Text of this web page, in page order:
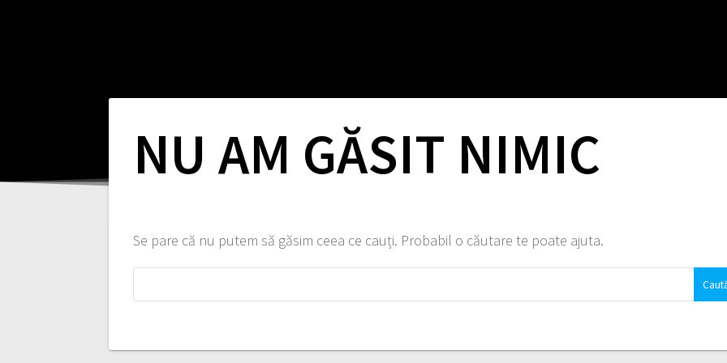
NU AM GĂSIT NIMIC
Se pare că nu putem să găsim ceea ce cauți. Probabil o căutare te poate ajuta.